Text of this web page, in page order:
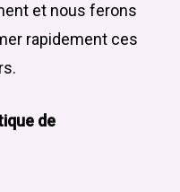
et nous ferons
rapidement ces
de